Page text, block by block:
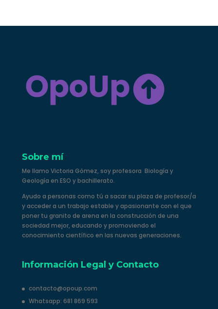
Sobre mí
Me llamo Victoria Gómez, soy profesora Biología y
Geología en ESO y bachillerato.
Ayudo a personas como tú a sacar su plaza de profesor/a
y acceder a un trabajo estable y apasionante con el que
poner tu granito de arena en la construcción de una
sociedad mejor, educando y promoviendo el
conocimiento científico en las nuevas generaciones.
Información Legal y Contacto
contacto@opoup.com
Whatsapp: 681 869 593